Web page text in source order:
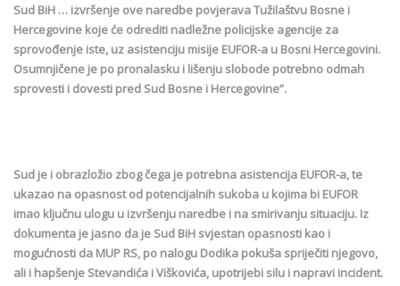
Sud BiH … izvršenje ove naredbe povjerava Tužilaštvu Bosne i
Hercegovine koje će odrediti nadležne policijske agencije za
sprovođenje iste, uz asistenciju misije EUFOR-a u Bosni Hercegovini.
Osumnjičene je po pronalasku i lišenju slobode potrebno odmah
sprovesti i dovesti pred Sud Bosne i Hercegovine”.
Sud je i obrazložio zbog čega je potrebna asistencija EUFOR-a, te
ukazao na opasnost od potencijalnih sukoba u kojima bi EUFOR
imao ključnu ulogu u izvršenju naredbe i na smirivanju situaciju. Iz
dokumenta je jasno da je Sud BiH svjestan opasnosti kao i
mogućnosti da MUP RS, po nalogu Dodika pokuša spriječiti njegovo,
ali i hapšenje Stevandića i Viškovića, upotrijebi silu i napravi incident.